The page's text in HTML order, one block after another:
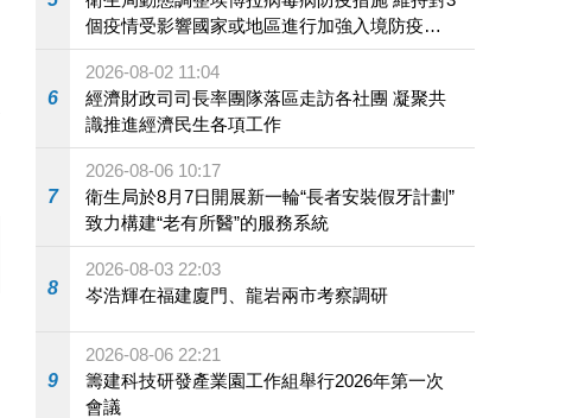
個疫情受影響國家或地區進行加強入境防疫措
施
6
2026-08-02 11:04
經濟財政司司長率團隊落區走訪各社團 凝聚共
識推進經濟民生各項工作
7
2026-08-06 10:17
衛生局於8月7日開展新一輪“長者安裝假牙計劃”
致力構建“老有所醫”的服務系統
8
2026-08-03 22:03
岑浩輝在福建廈門、龍岩兩市考察調研
9
2026-08-06 22:21
籌建科技研發產業園工作組舉行2026年第一次
會議